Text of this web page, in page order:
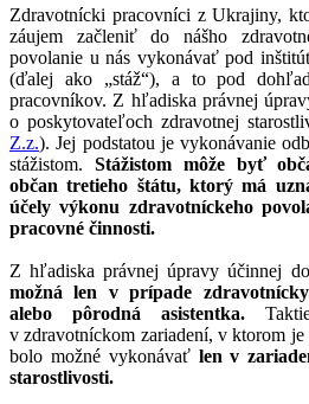
Zdravotnícki pracovníci z Ukrajiny,
záujem začleniť do nášho
povolanie u nás vykonávať pod
(ďalej ako „stáž“), a to pod
pracovníkov. Z hľadiska právnej
o poskytovateľoch zdravotnej
Z.z.). Jej podstatou je vykonávanie
stážistom. Stážistom môže byť
občan tretieho štátu, ktorý má
účely výkonu zdravotníckeho
pracovné činnosti.
Z hľadiska právnej úpravy účinnej
možná len v prípade
alebo pôrodná asistentka.
v zdravotníckom zariadení, v ktorom
bolo možné vykonávať len v
starostlivosti.